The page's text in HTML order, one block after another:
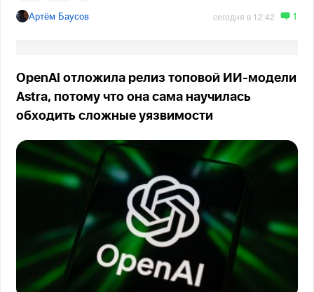
Артём Баусов сегодня в 12:42 1
OpenAI отложила релиз топовой ИИ-модели
Astra, потому что она сама научилась
обходить сложные уязвимости